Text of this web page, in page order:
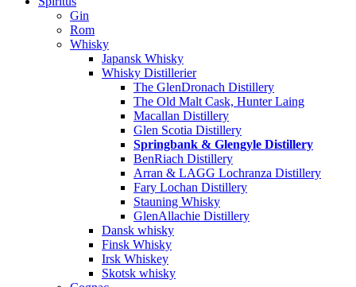
Gin
Rom
Whisky
Japansk Whisky
Whisky Distillerier
The GlenDronach Distillery
The Old Malt Cask, Hunter Laing
Macallan Distillery
Glen Scotia Distillery
Springbank & Glengyle Distillery
BenRiach Distillery
Arran & LAGG Lochranza Distillery
Fary Lochan Distillery
Stauning Whisky
GlenAllachie Distillery
Dansk whisky
Finsk Whisky
Irsk Whiskey
Skotsk whisky